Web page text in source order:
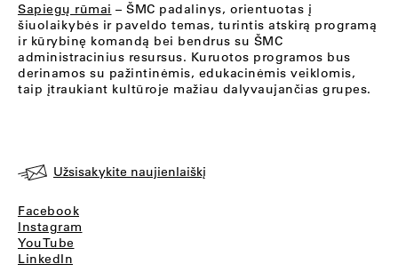
Sapiegų rūmai – ŠMC padalinys, orientuotas į
šiuolaikybės ir paveldo temas, turintis atskirą programą
ir kūrybinę komandą bei bendrus su ŠMC
administracinius resursus. Kuruotos programos bus
derinamos su pažintinėmis, edukacinėmis veiklomis,
taip įtraukiant kultūroje mažiau dalyvaujančias grupes.
Užsisakykite naujienlaiškį
Facebook
Instagram
YouTube
LinkedIn